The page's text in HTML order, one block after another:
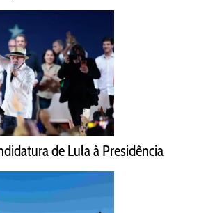
de Lula à Presidência